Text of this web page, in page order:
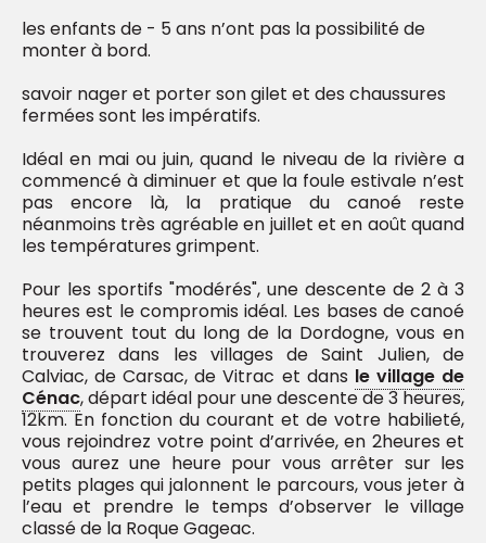
les enfants de - 5 ans n’ont pas la possibilité de
monter à bord.
savoir nager et porter son gilet et des chaussures
fermées sont les impératifs.
Idéal en mai ou juin, quand le niveau de la rivière a
commencé à diminuer et que la foule estivale n’est
pas encore là, la pratique du canoé reste
néanmoins très agréable en juillet et en août quand
les températures grimpent.
Pour les sportifs "modérés", une descente de 2 à 3
heures est le compromis idéal. Les bases de canoé
se trouvent tout du long de la Dordogne, vous en
trouverez dans les villages de Saint Julien, de
Calviac, de Carsac, de Vitrac et dans le village de
Cénac, départ idéal pour une descente de 3 heures,
12km. En fonction du courant et de votre habilieté,
vous rejoindrez votre point d’arrivée, en 2heures et
vous aurez une heure pour vous arrêter sur les
petits plages qui jalonnent le parcours, vous jeter à
l’eau et prendre le temps d’observer le village
classé de la Roque Gageac.